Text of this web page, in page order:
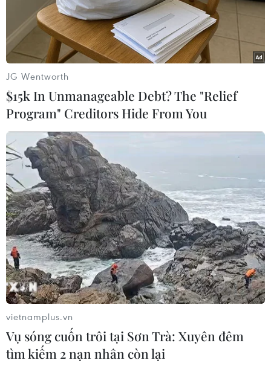
Chủ tịch Hội đồng Nhân dân thị trấn Trường Sa, ông Phạm Tiến
Điệp phát biểu tại lễ kỷ niệm. (Ảnh: Vietnam+)
JG Wentworth
$15k In Unmanageable Debt? The "Relief
Program" Creditors Hide From You
vietnamplus.vn
Vụ sóng cuốn trôi tại Sơn Trà: Xuyên đêm
tìm kiếm 2 nạn nhân còn lại